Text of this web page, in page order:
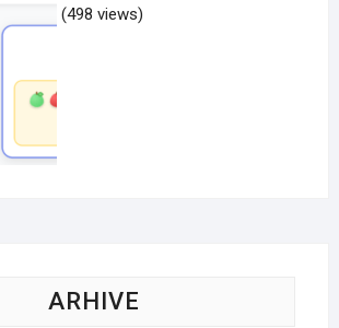
(498 views)
ARHIVE